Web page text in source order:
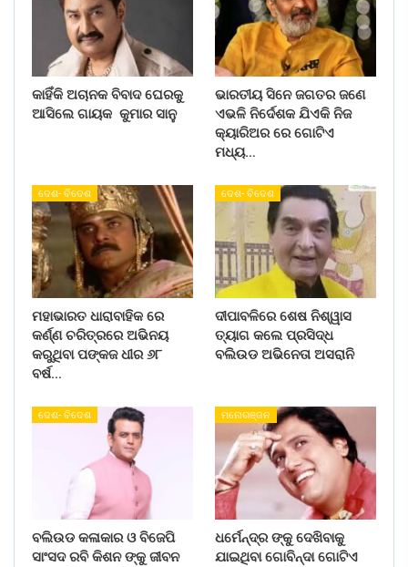
କାହିଁକି ଅଚାନକ ବିବାଦ ଘେରକୁ
ଆସିଲେ ଗାୟକ କୁମାର ସାନୁ
ଭାରତୀୟ ସିନେ ଜଗତର ଜଣେ
ଏଭଳି ନିର୍ଦେଶକ ଯିଏକି ନିଜ
କ୍ୟାରିଅର ରେ ଗୋଟିଏ
ମଧ୍ୟ…
ଦେଶ- ବିଦେଶ
ମହାଭାରତ ଧାରାବାହିକ ରେ
କର୍ଣ୍ଣ ଚରିତ୍ରରେ ଅଭିନୟ
କରୁଥିବା ପଙ୍କଜ ଧୀର ୬୮
ବର୍ଷ…
ଦେଶ- ବିଦେଶ
ଦୀପାବଳିରେ ଶେଷ ନିଶ୍ୱାସ
ତ୍ୟାଗ କଲେ ପ୍ରସିଦ୍ଧ
ବଲିଉଡ ଅଭିନେତା ଅସରାନି
ଦେଶ- ବିଦେଶ
ବଲିଉଡ କଳାକାର ଓ ବିଜେପି
ସାଂସଦ ରବି କିଶନ ଙ୍କୁ ଜୀବନ
ମନୋରଞ୍ଜନ
ଧର୍ମେନ୍ଦ୍ର ଙ୍କୁ ଦେଖିବାକୁ
ଯାଇଥିବା ଗୋବିନ୍ଦା ଗୋଟିଏ